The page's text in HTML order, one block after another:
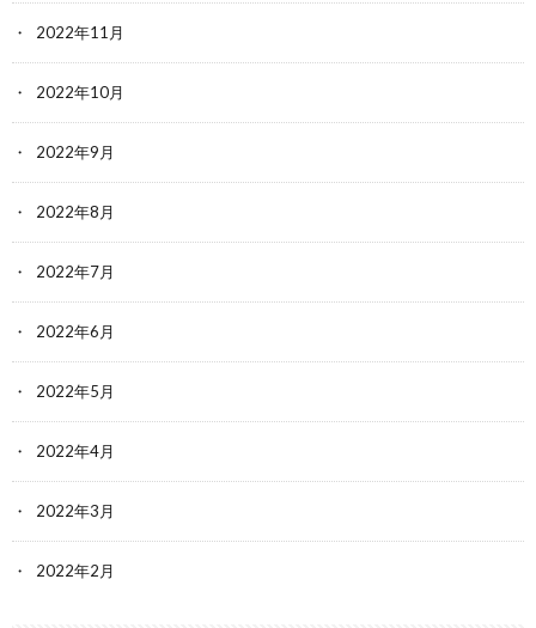
2022年11月
2022年10月
2022年9月
2022年8月
2022年7月
2022年6月
2022年5月
2022年4月
2022年3月
2022年2月